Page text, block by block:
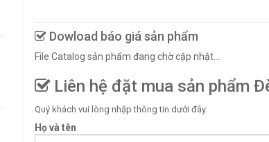
Dowload báo giá sản phẩm
File Catalog sản phẩm đang chờ cập nhật...
Liên hệ đặt mua sản phẩm
Quý khách vui lòng nhập thông tin dưới đây.
Họ và tên